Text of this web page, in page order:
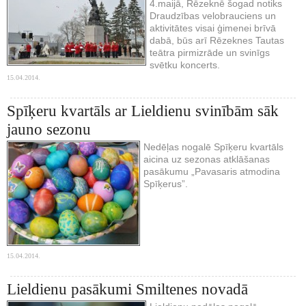
4.maijā, Rēzeknē šogad notiks
Draudzības velobrauciens un
aktivitātes visai ģimenei brīvā
dabā, būs arī Rēzeknes Tautas
teātra pirmizrāde un svinīgs
svētku koncerts.
15.04.2014.
Spīķeru kvartāls ar Lieldienu svinībām sāk
jauno sezonu
Nedēļas nogalē Spīķeru kvartāls
aicina uz sezonas atklāšanas
pasākumu „Pavasaris atmodina
Spīķerus”.
15.04.2014.
Lieldienu pasākumi Smiltenes novadā